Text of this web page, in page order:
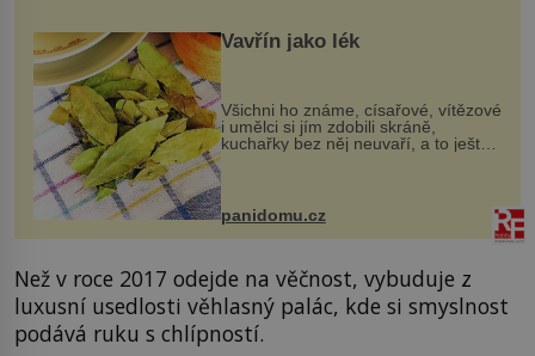
Vavřín jako lék
Všichni ho známe, císařové, vítězové
i umělci si jím zdobili skráně,
kuchařky bez něj neuvaří, a to ještě
nevíte, že bobkový list může výrazně
zmírnit některé naše neduhy.
Obsahuje v malém množství ně...
panidomu.cz
Než v roce 2017 odejde na věčnost, vybuduje z
luxusní usedlosti věhlasný palác, kde si smyslnost
podává ruku s chlípností.